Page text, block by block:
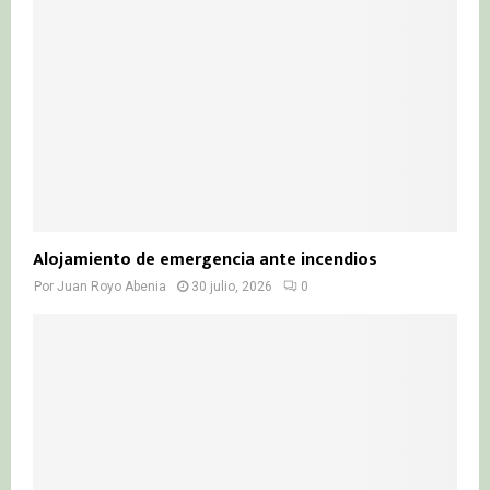
Alojamiento de emergencia ante incendios
Por Juan Royo Abenia 30 julio, 2026 0